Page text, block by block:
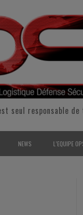
seul responsable
NEWS L’EQUIPE
POUR